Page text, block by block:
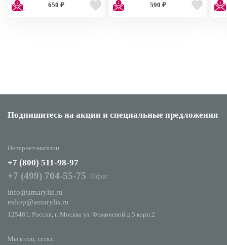
очень короткая (57 foxy-
650 ₽
590 ₽
Подпишитесь на акции и специальные предложения
Мы в соц. сетях:
Интернет-магазин
+7 (800) 511-98-97
+7 (499) 704-55-75
Офис
info@amarylis.ru
eshop@amarylis.ru
125481, Россия, г. Москва ул. Фомичевой д.5 корп.2